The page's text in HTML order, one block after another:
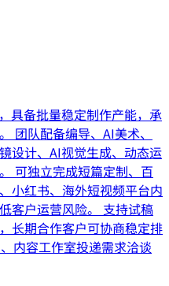
具备批量稳定制作产能，承
团队配备编导、AI美术、
设计、AI视觉生成、动态运
可独立完成短篇定制、百
小红书、海外短视频平台内
客户运营风险。 支持试稿
长期合作客户可协商稳定排
内容工作室投递需求洽谈